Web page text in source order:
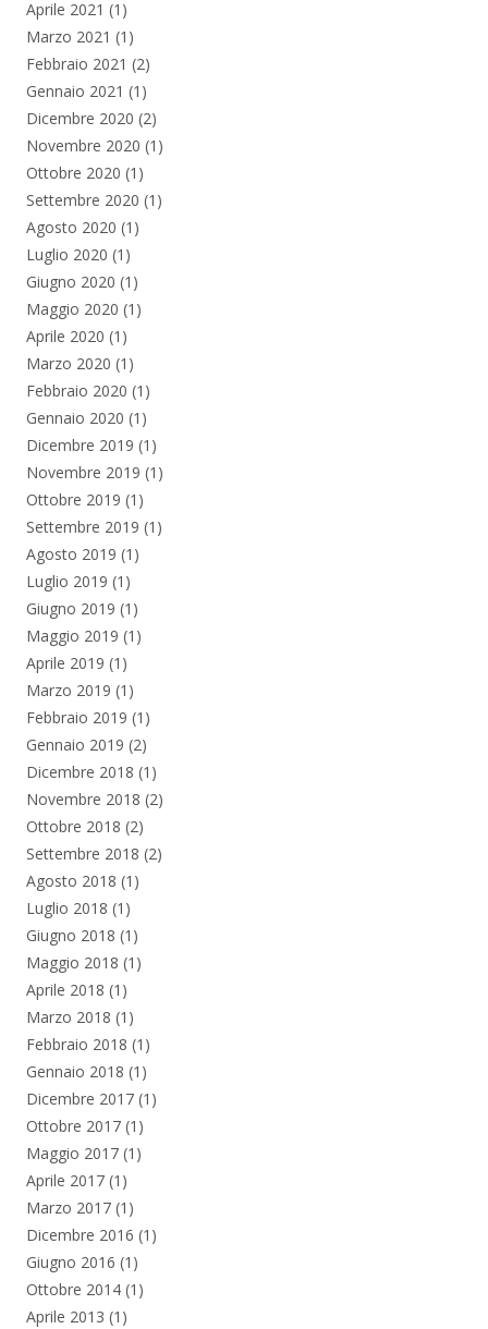
Aprile 2021 (1)
Marzo 2021 (1)
Febbraio 2021 (2)
Gennaio 2021 (1)
Dicembre 2020 (2)
Novembre 2020 (1)
Ottobre 2020 (1)
Settembre 2020 (1)
Agosto 2020 (1)
Luglio 2020 (1)
Giugno 2020 (1)
Maggio 2020 (1)
Aprile 2020 (1)
Marzo 2020 (1)
Febbraio 2020 (1)
Gennaio 2020 (1)
Dicembre 2019 (1)
Novembre 2019 (1)
Ottobre 2019 (1)
Settembre 2019 (1)
Agosto 2019 (1)
Luglio 2019 (1)
Giugno 2019 (1)
Maggio 2019 (1)
Aprile 2019 (1)
Marzo 2019 (1)
Febbraio 2019 (1)
Gennaio 2019 (2)
Dicembre 2018 (1)
Novembre 2018 (2)
Ottobre 2018 (2)
Settembre 2018 (2)
Agosto 2018 (1)
Luglio 2018 (1)
Giugno 2018 (1)
Maggio 2018 (1)
Aprile 2018 (1)
Marzo 2018 (1)
Febbraio 2018 (1)
Gennaio 2018 (1)
Dicembre 2017 (1)
Ottobre 2017 (1)
Maggio 2017 (1)
Aprile 2017 (1)
Marzo 2017 (1)
Dicembre 2016 (1)
Giugno 2016 (1)
Ottobre 2014 (1)
Aprile 2013 (1)